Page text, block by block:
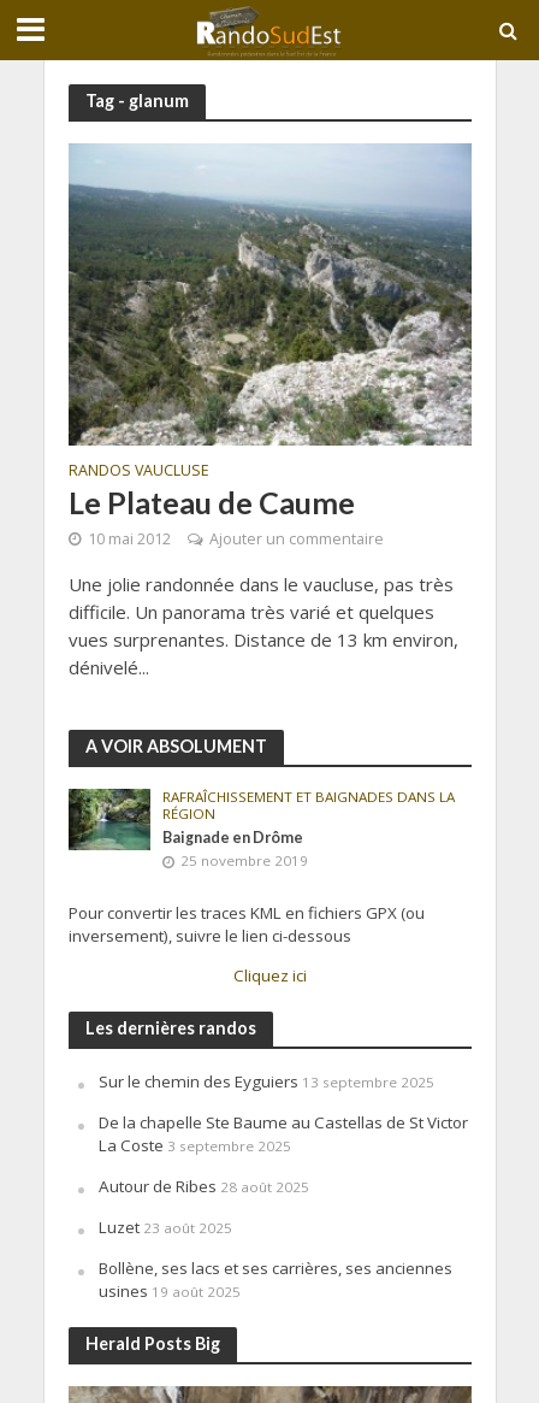
Tag - glanum
RANDOS VAUCLUSE
Le Plateau de Caume
10 mai 2012 Ajouter un commentaire
Une jolie randonnée dans le vaucluse, pas très
difficile. Un panorama très varié et quelques
vues surprenantes. Distance de 13 km environ,
dénivelé...
A VOIR ABSOLUMENT
RAFRAÎCHISSEMENT ET BAIGNADES DANS LA
RÉGION
Baignade en Drôme
25 novembre 2019
Pour convertir les traces KML en fichiers GPX (ou
inversement), suivre le lien ci-dessous
Cliquez ici
Les dernières randos
Sur le chemin des Eyguiers 13 septembre 2025
De la chapelle Ste Baume au Castellas de St Victor
La Coste 3 septembre 2025
Autour de Ribes 28 août 2025
Luzet 23 août 2025
Bollène, ses lacs et ses carrières, ses anciennes
usines 19 août 2025
Herald Posts Big